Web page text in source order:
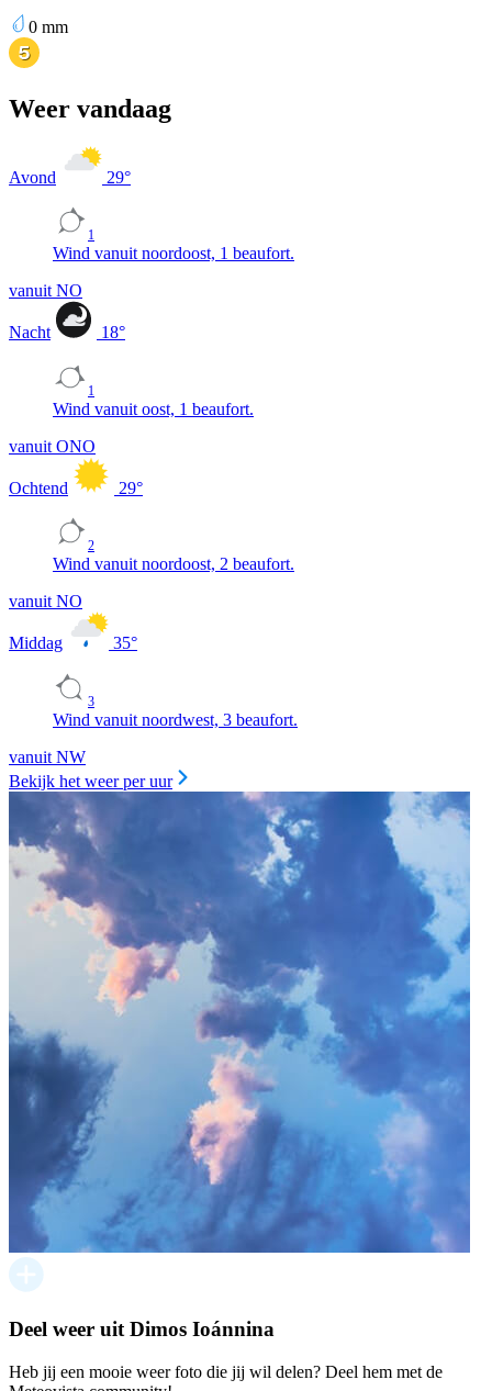
0 mm
Weer vandaag
Avond 29°
1
Wind vanuit noordoost, 1 beaufort.
vanuit NO
Nacht 18°
1
Wind vanuit oost, 1 beaufort.
vanuit ONO
Ochtend 29°
2
Wind vanuit noordoost, 2 beaufort.
vanuit NO
Middag 35°
3
Wind vanuit noordwest, 3 beaufort.
vanuit NW
Bekijk het weer per uur
Deel weer uit Dimos Ioánnina
Heb jij een mooie weer foto die jij wil delen? Deel hem met de